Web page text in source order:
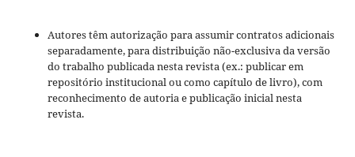
Autores têm autorização para assumir contratos adicionais
separadamente, para distribuição não-exclusiva da versão
do trabalho publicada nesta revista (ex.: publicar em
repositório institucional ou como capítulo de livro), com
reconhecimento de autoria e publicação inicial nesta
revista.